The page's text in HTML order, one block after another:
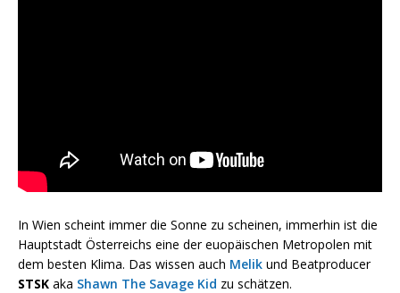
In Wien scheint immer die Sonne zu scheinen, immerhin ist die
Hauptstadt Österreichs eine der euopäischen Metropolen mit
dem besten Klima. Das wissen auch Melik und Beatproducer
STSK aka Shawn The Savage Kid zu schätzen.